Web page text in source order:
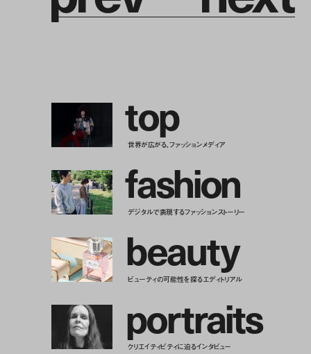
top
世界が広がる、ファッションメディア
fashion
デジタルで表現するファッションストーリー
beauty
ビューティの可能性を探るエディトリアル
portraits
クリエイティビティに迫るインタビュー